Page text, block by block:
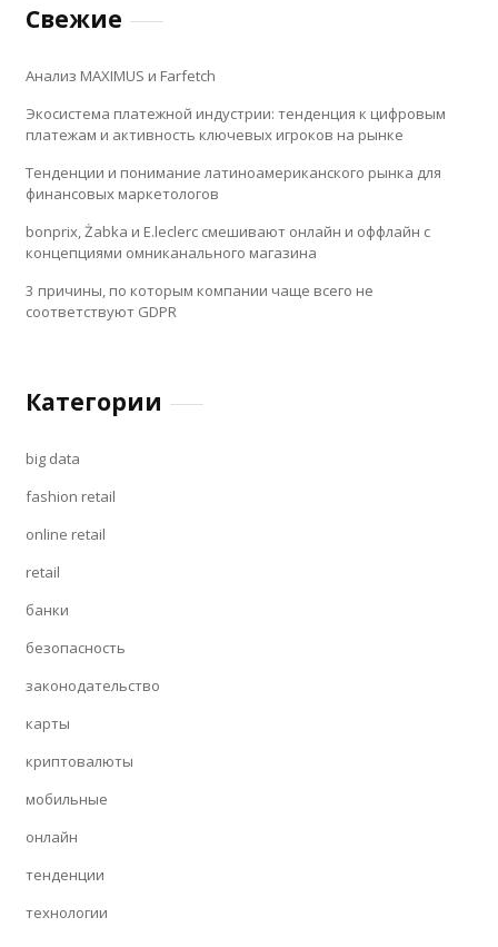
Свежие
Анализ MAXIMUS и Farfetch
Экосистема платежной индустрии: тенденция к цифровым
платежам и активность ключевых игроков на рынке
Тенденции и понимание латиноамериканского рынка для
финансовых маркетологов
bonprix, Żabka и E.leclerc смешивают онлайн и оффлайн с
концепциями омниканального магазина
3 причины, по которым компании чаще всего не
соответствуют GDPR
Категории
big data
fashion retail
online retail
retail
банки
безопасность
законодательство
карты
криптовалюты
мобильные
онлайн
тенденции
технологии